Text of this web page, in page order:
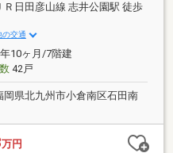
Ｒ日田彦山線 志井公園駅 徒歩
の交通
10ヶ月/7階建
42戸
岡県北九州市小倉南区石田南
万円